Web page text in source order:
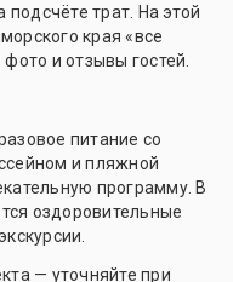
подсчёте трат. На этой
края «все
и отзывы гостей.
питание со
и пляжной
программу. В
оздоровительные
— уточняйте при